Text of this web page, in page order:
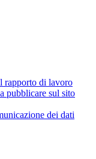
rapporto di lavoro
pubblicare sul sito
dei dati